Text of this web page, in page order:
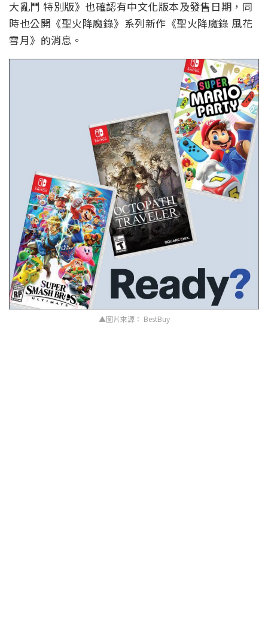
大亂鬥 特別版》也確認有中文化版本及發售日期，同
時也公開《聖火降魔錄》系列新作《聖火降魔錄 風花
雪月》的消息。
▲圖片來源： BestBuy